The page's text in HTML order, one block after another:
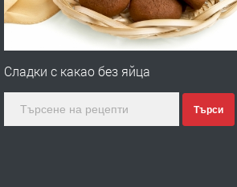
Сладки с какaо без яйца
Търси